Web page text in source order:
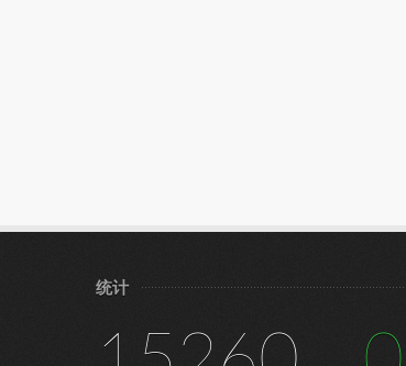
统计